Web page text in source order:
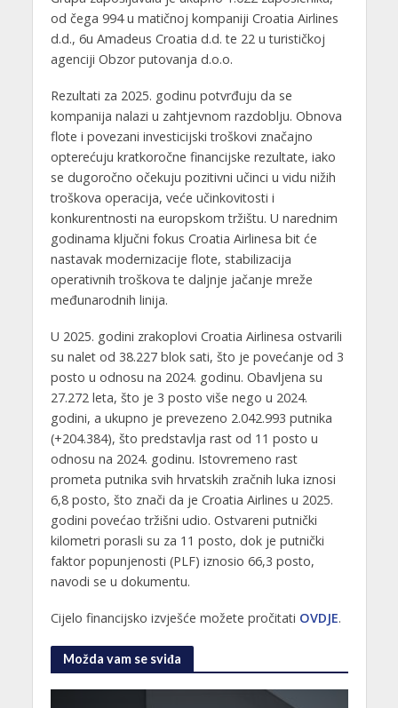
od čega 994 u matičnoj kompaniji Croatia Airlines
d.d., 6u Amadeus Croatia d.d. te 22 u turističkoj
agenciji Obzor putovanja d.o.o.
Rezultati za 2025. godinu potvrđuju da se
kompanija nalazi u zahtjevnom razdoblju. Obnova
flote i povezani investicijski troškovi značajno
opterećuju kratkoročne financijske rezultate, iako
se dugoročno očekuju pozitivni učinci u vidu nižih
troškova operacija, veće učinkovitosti i
konkurentnosti na europskom tržištu. U narednim
godinama ključni fokus Croatia Airlinesa bit će
nastavak modernizacije flote, stabilizacija
operativnih troškova te daljnje jačanje mreže
međunarodnih linija.
U 2025. godini zrakoplovi Croatia Airlinesa ostvarili
su nalet od 38.227 blok sati, što je povećanje od 3
posto u odnosu na 2024. godinu. Obavljena su
27.272 leta, što je 3 posto više nego u 2024.
godini, a ukupno je prevezeno 2.042.993 putnika
(+204.384), što predstavlja rast od 11 posto u
odnosu na 2024. godinu. Istovremeno rast
prometa putnika svih hrvatskih zračnih luka iznosi
6,8 posto, što znači da je Croatia Airlines u 2025.
godini povećao tržišni udio. Ostvareni putnički
kilometri porasli su za 11 posto, dok je putnički
faktor popunjenosti (PLF) iznosio 66,3 posto,
navodi se u dokumentu.
Cijelo financijsko izvješće možete pročitati OVDJE.
Možda vam se sviđa